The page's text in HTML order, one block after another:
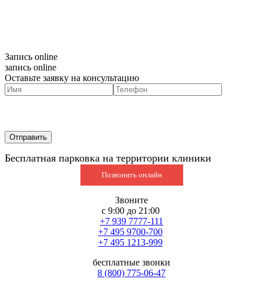
Запись online
запись online
Оставьте заявку на консультацию
Бесплатная парковка на территории клиники
Позвонить онлайн
Звоните
с 9:00 до 21:00
+7 939 7777-111
+7 495 9700-700
+7 495 1213-999
бесплатные звонки
8 (800) 775-06-47